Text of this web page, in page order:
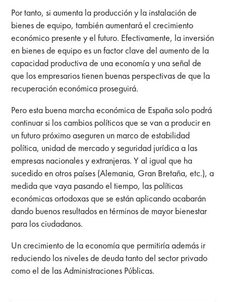
Por tanto, si aumenta la producción y la instalación de
bienes de equipo, también aumentará el crecimiento
económico presente y el futuro. Efectivamente, la inversión
en bienes de equipo es un factor clave del aumento de la
capacidad productiva de una economía y una señal de
que los empresarios tienen buenas perspectivas de que la
recuperación económica proseguirá.
Pero esta buena marcha económica de España solo podrá
continuar si los cambios políticos que se van a producir en
un futuro próximo aseguren un marco de estabilidad
política, unidad de mercado y seguridad jurídica a las
empresas nacionales y extranjeras. Y al igual que ha
sucedido en otros países (Alemania, Gran Bretaña, etc.), a
medida que vaya pasando el tiempo, las políticas
económicas ortodoxas que se están aplicando acabarán
dando buenos resultados en términos de mayor bienestar
para los ciudadanos.
Un crecimiento de la economía que permitiría además ir
reduciendo los niveles de deuda tanto del sector privado
como el de las Administraciones Públicas.